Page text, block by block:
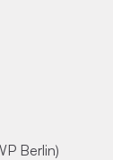
Berlin)